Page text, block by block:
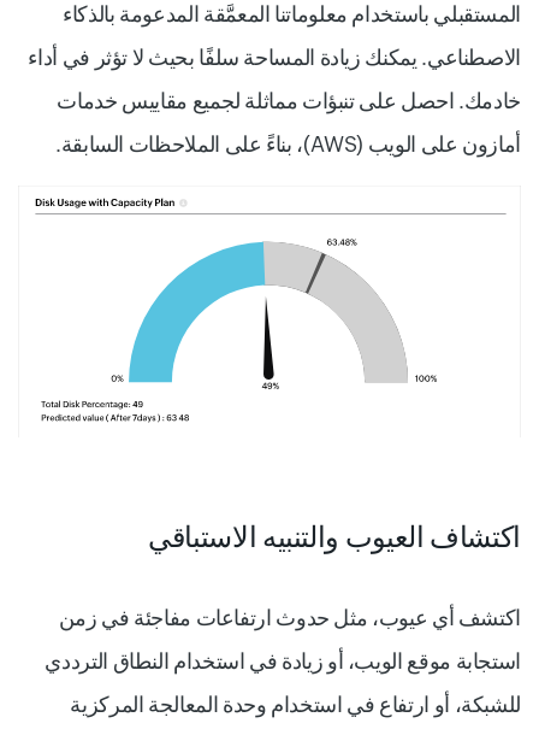
المستقبلي باستخدام معلوماتنا المعمَّقة المدعومة بالذكاء
الاصطناعي. يمكنك زيادة المساحة سلفًا بحيث لا تؤثر في أداء
خادمك. احصل على تنبؤات مماثلة لجميع مقاييس خدمات
أمازون على الويب (AWS)، بناءً على الملاحظات السابقة.
اكتشاف العيوب والتنبيه الاستباقي
اكتشف أي عيوب، مثل حدوث ارتفاعات مفاجئة في زمن
استجابة موقع الويب، أو زيادة في استخدام النطاق الترددي
للشبكة، أو ارتفاع في استخدام وحدة المعالجة المركزية